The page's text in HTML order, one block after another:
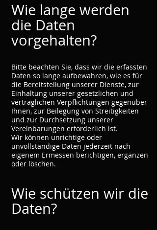
Wie lange werden
die Daten
vorgehalten?
Bitte beachten Sie, dass wir die erfassten
Daten so lange aufbewahren, wie es für
die Bereitstellung unserer Dienste, zur
Einhaltung unserer gesetzlichen und
vertraglichen Verpflichtungen gegenüber
Ihnen, zur Beilegung von Streitigkeiten
und zur Durchsetzung unserer
Vereinbarungen erforderlich ist.
Wir können unrichtige oder
unvollständige Daten jederzeit nach
eigenem Ermessen berichtigen, ergänzen
oder löschen.
Wie schützen wir die
Daten?